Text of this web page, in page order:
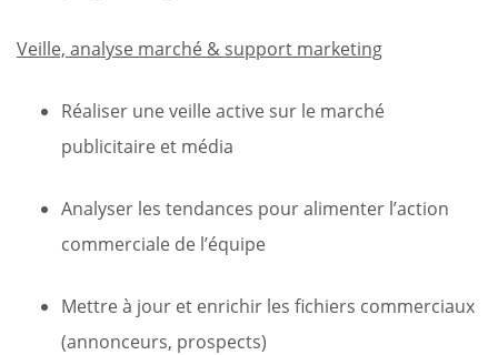
Veille, analyse marché & support marketing
Réaliser une veille active sur le marché
publicitaire et média
Analyser les tendances pour alimenter l’action
commerciale de l’équipe
Mettre à jour et enrichir les fichiers commerciaux
(annonceurs, prospects)